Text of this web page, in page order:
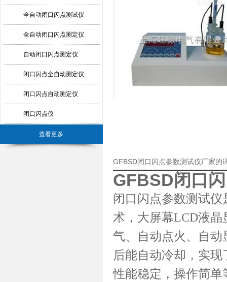
全自动闭口闪点测试仪
全自动闭口闪点测定仪
自动闭口闪点测定仪
闭口闪点全自动测定仪
闭口闪点自动测定仪
闭口闪点仪
查看更多
GFBSD闭口闪点参数测试仪厂家的
GFBSD闭口
闭口闪点参数测试
术，大屏幕LCD液
气、自动点火、自
后能自动冷却，实
性能稳定，操作简